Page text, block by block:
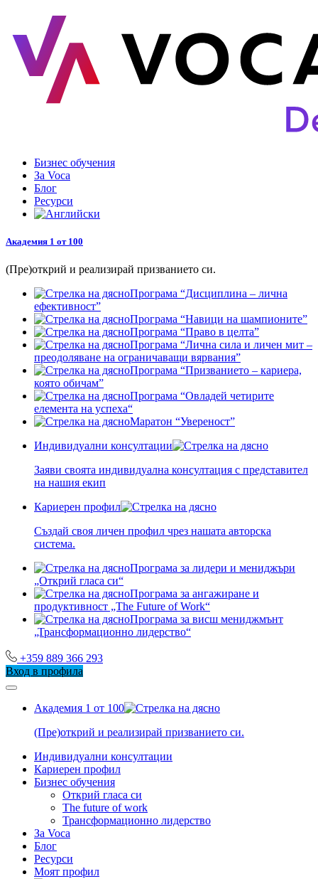
съдържанието
Бизнес обучения
За Voca
Блог
Ресурси
Академия 1 от 100
(Пре)открий и реализирай призванието си.
Програма “Дисциплина – лична
ефективност”
Програма “Навици на шампионите”
Програма “Право в целта”
Програма “Лична сила и личен мит –
преодоляване на ограничаващи вярвания”
Програма “Призванието – кариера,
която обичам”
Програма “Овладей четирите
елемента на успеха“
Маратон “Увереност”
Индивидуални консултации
Заяви своята индивидуална консултация с представител
на нашия екип
Кариерен профил
Създай своя личен профил чрез нашата авторска
система.
Програма за лидери и мениджъри
„Открий гласа си“
Програма за ангажиране и
продуктивност „The Future of Work“
Програма за висш мениджмънт
„Трансформационно лидерство“
+359 889 366 293
Вход в профила
Академия 1 от 100
(Пре)открий и реализирай призванието си.
Индивидуални консултации
Кариерен профил
Бизнес обучения
Открий гласа си
The future of work
Трансформационно лидерство
За Voca
Блог
Ресурси
Моят профил